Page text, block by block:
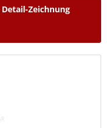
Detail-Zeichnung